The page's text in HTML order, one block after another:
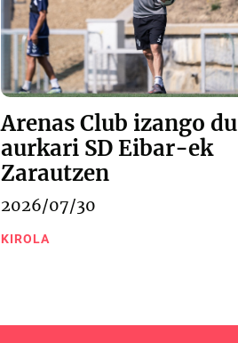
Arenas Club izango du
aurkari SD Eibar-ek
Zarautzen
2026/07/30
KIROLA